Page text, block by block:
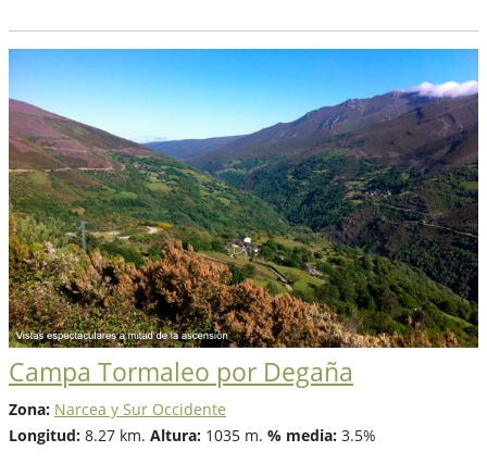
Campa Tormaleo por Degaña
Zona: Narcea y Sur Occidente
Longitud: 8.27 km. Altura: 1035 m. % media: 3.5%